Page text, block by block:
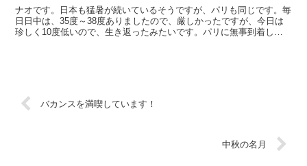
ナオです。日本も猛暑が続いているそうですが、パリも同じです。毎
日日中は、35度～38度ありましたので、厳しかったですが、今日は
珍しく10度低いので、生き返ったみたいです。パリに無事到着しま
バカンスを満喫しています！
中秋の名月